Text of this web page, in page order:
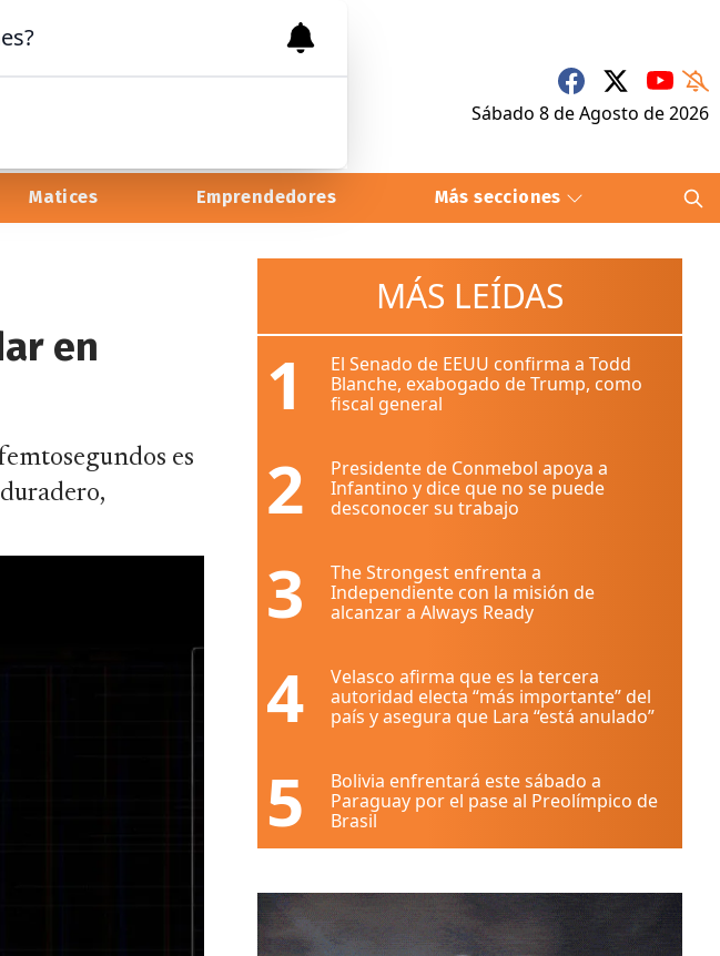
Sábado 8deAgosto de 2026
Matices Emprendedores Más secciones
en
es
MÁS LEÍDAS
1
El Senado de EEUU confirma a Todd
Blanche, exabogado de Trump, como
fiscal general
2
Presidente de Conmebol apoya a
Infantino y dice que no se puede
desconocer su trabajo
3
The Strongest enfrenta a
Independiente con la misión de
alcanzar a Always Ready
4
Velasco afirma que es la tercera
autoridad electa “más importante” del
país y asegura que Lara “está anulado”
5
Bolivia enfrentará este sábado a
Paraguay por el pase al Preolímpico de
Brasil